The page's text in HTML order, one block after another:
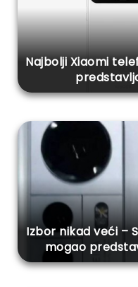
Najbolji Xiaomi
Izbor nikad veći –
mogao